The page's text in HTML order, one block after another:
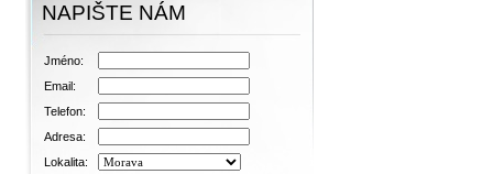
NAPIŠTE NÁM
Jméno:
Email:
Telefon:
Adresa:
Lokalita: